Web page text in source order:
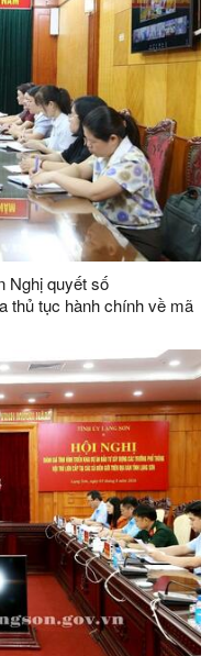
Nghị quyết số
thủ tục hành chính về mã